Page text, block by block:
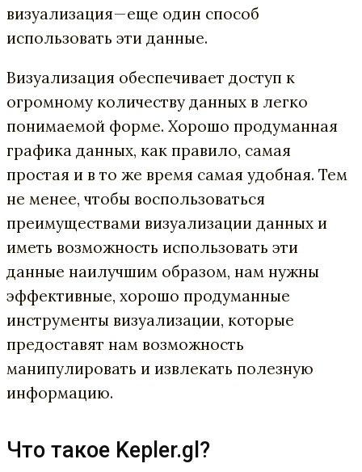
визуализация — еще один способ
использовать эти данные.
Визуализация обеспечивает доступ к
огромному количеству данных в легко
понимаемой форме. Хорошо продуманная
графика данных, как правило, самая
простая и в то же время самая удобная. Тем
не менее, чтобы воспользоваться
преимуществами визуализации данных и
иметь возможность использовать эти
данные наилучшим образом, нам нужны
эффективные, хорошо продуманные
инструменты визуализации, которые
предоставят нам возможность
манипулировать и извлекать полезную
информацию.
Что такое Kepler.gl?